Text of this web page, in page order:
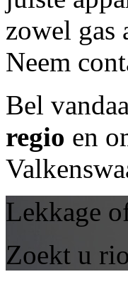
zowel gas
Neem
Bel
regio en
Lekkage
Zoekt u